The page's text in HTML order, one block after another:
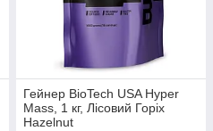
Гейнер BioTech USA Hyper
Mass, 1 кг, Лісовий Горіх
Hazelnut